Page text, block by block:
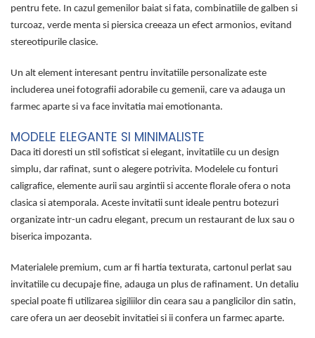
pentru fete. In cazul gemenilor baiat si fata, combinatiile de galben si
turcoaz, verde menta si piersica creeaza un efect armonios, evitand
stereotipurile clasice.
Un alt element interesant pentru invitatiile personalizate este
includerea unei fotografii adorabile cu gemenii, care va adauga un
farmec aparte si va face invitatia mai emotionanta.
MODELE ELEGANTE SI MINIMALISTE
Daca iti doresti un stil sofisticat si elegant, invitatiile cu un design
simplu, dar rafinat, sunt o alegere potrivita. Modelele cu fonturi
caligrafice, elemente aurii sau argintii si accente florale ofera o nota
clasica si atemporala. Aceste invitatii sunt ideale pentru botezuri
organizate intr-un cadru elegant, precum un restaurant de lux sau o
biserica impozanta.
Materialele premium, cum ar fi hartia texturata, cartonul perlat sau
invitatiile cu decupaje fine, adauga un plus de rafinament. Un detaliu
special poate fi utilizarea sigiliilor din ceara sau a panglicilor din satin,
care ofera un aer deosebit invitatiei si ii confera un farmec aparte.